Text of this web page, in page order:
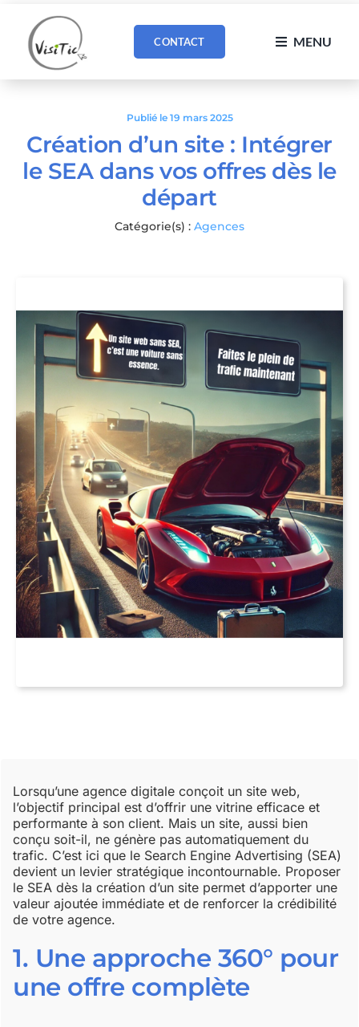
contenu
MENU
CONTACT
Publié le 19 mars 2025
Création d’un site : Intégrer
le SEA dans vos offres dès le
départ
Catégorie(s) : Agences
Lorsqu’une agence digitale conçoit un site web,
l’objectif principal est d’offrir une vitrine efficace et
performante à son client. Mais un site, aussi bien
conçu soit-il, ne génère pas automatiquement du
trafic. C’est ici que le Search Engine Advertising (SEA)
devient un levier stratégique incontournable. Proposer
le SEA dès la création d’un site permet d’apporter une
valeur ajoutée immédiate et de renforcer la crédibilité
de votre agence.
1. Une approche 360° pour
une offre complète